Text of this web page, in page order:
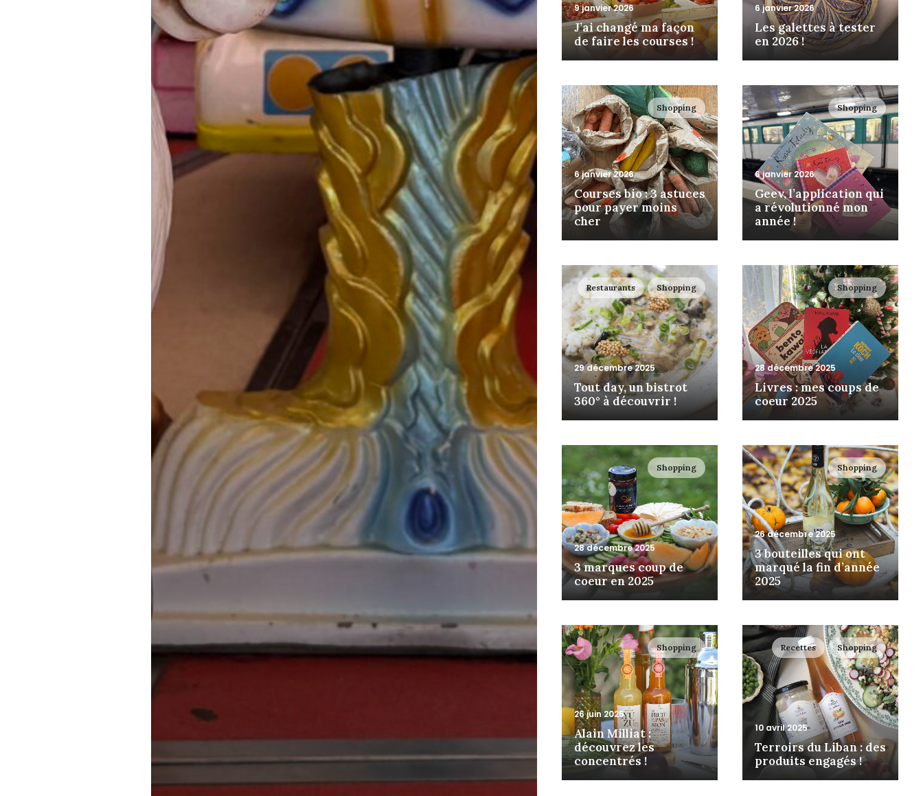
9 janvier 2026
J’ai changé ma façon
de faire les courses !
6 janvier 2026
Les galettes à tester
en 2026 !
Shopping
6 janvier 2026
Courses bio : 3 astuces
pour payer moins
cher
Shopping
6 janvier 2026
Geev, l’application qui
a révolutionné mon
année !
Restaurants Shopping
29 décembre 2025
Tout day, un bistrot
360° à découvrir !
Shopping
28 décembre 2025
Livres : mes coups de
coeur 2025
Shopping
28 décembre 2025
3 marques coup de
coeur en 2025
Shopping
26 décembre 2025
3 bouteilles qui ont
marqué la fin d’année
2025
Shopping
26 juin 2025
Alain Milliat :
découvrez les
concentrés !
Recettes Shopping
10 avril 2025
Terroirs du Liban : des
produits engagés !